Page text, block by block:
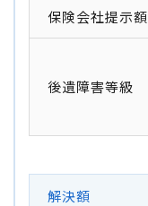
保険会社提示額
後遺障害等級
解決額